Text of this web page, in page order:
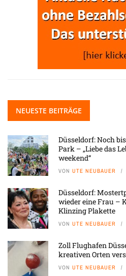
NEUESTE BEITRÄGE
Düsseldorf: Noch
Park – „Liebe das
weekend“
VON UTE NEUBAUER
Düsseldorf:
wieder eine Frau –
Klinzing Plakette
VON UTE NEUBAUER
Zoll Flughafen
kreativen Orten
VON UTE NEUBAUER